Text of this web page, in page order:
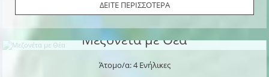
ΔΕΙΤΕ ΠΕΡΙΣΣΟΤΕΡΑ
Μεζονέτα με Θέα
Άτομο/α: 4 Ενήλικες